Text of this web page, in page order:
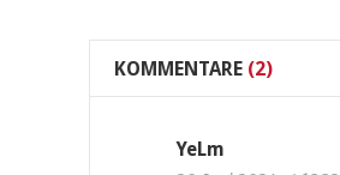
KOMMENTARE (2)
YeLm